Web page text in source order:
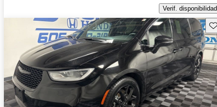
Verif. disponibilidad